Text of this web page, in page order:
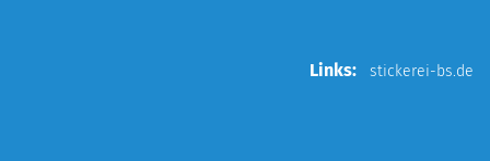
Links: stickerei-bs.de